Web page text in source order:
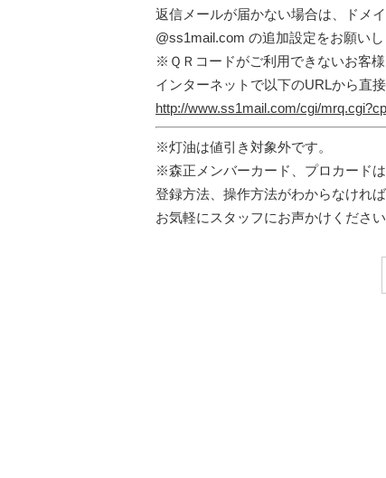
返信メールが届かない場合は、ドメ
@ss1mail.com の追加設定をお願いし
※ＱＲコードがご利用できないお客
インターネットで以下のURLから直
http://www.ss1mail.com/cgi/
※灯油は値引き対象外です。
※森正メンバーカード、プロカード
登録方法、操作方法がわからなければ
お気軽にスタッフにお声かけくださ